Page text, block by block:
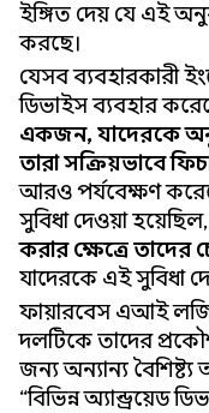
ইঙ্গিত দেয় যে এই
করছে।
যেসব ব্যবহারকারী
ডিভাইস ব্যবহার
একজন, যাদেরকে
তারা সক্রিয়ভাবে
আরও পর্যবেক্ষণ
সুবিধা দেওয়া
করার ক্ষেত্রে
যাদেরকে এই সুবিধা
ফায়ারবেস এআই
দলটিকে তাদের
জন্য অন্যান্য
“বিভিন্ন অ্যান্ড্রয়েড